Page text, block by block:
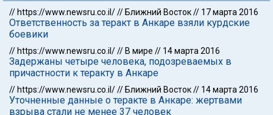
// https://www.newsru.co.il/// Ближний Восток// 17 марта 2016
Ответственность за теракт в Анкаре взяли курдские
боевики
// https://www.newsru.co.il/// В мире // 14 марта 2016
Задержаны четыре человека, подозреваемых в
причастности к теракту в Анкаре
// https://www.newsru.co.il/// Ближний Восток// 14 марта 2016
Уточненные данные о теракте в Анкаре: жертвами
взрыва стали не менее 37 человек